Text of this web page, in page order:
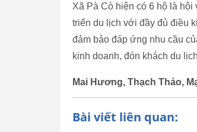
Xã Pà Cò hiện có 6 hộ là
triển du lịch với đầy đủ điều
đảm bảo đáp ứng nhu cầu
kinh doanh, đón khách du
Mai Hương, Thạch Thảo,
Bài viết liên quan: